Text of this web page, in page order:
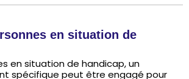
en situation de
en situation de handicap, un
spécifique peut être engagé pour